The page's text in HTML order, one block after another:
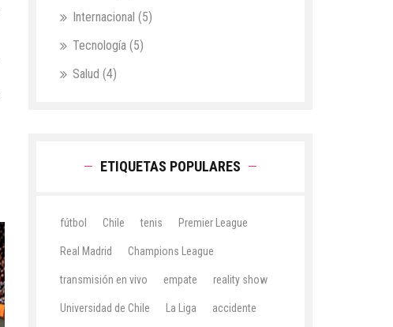
Internacional (5)
Tecnología (5)
Salud (4)
ETIQUETAS POPULARES
fútbol Chile tenis Premier League
Real Madrid Champions League
transmisión en vivo empate reality show
Universidad de Chile La Liga accidente